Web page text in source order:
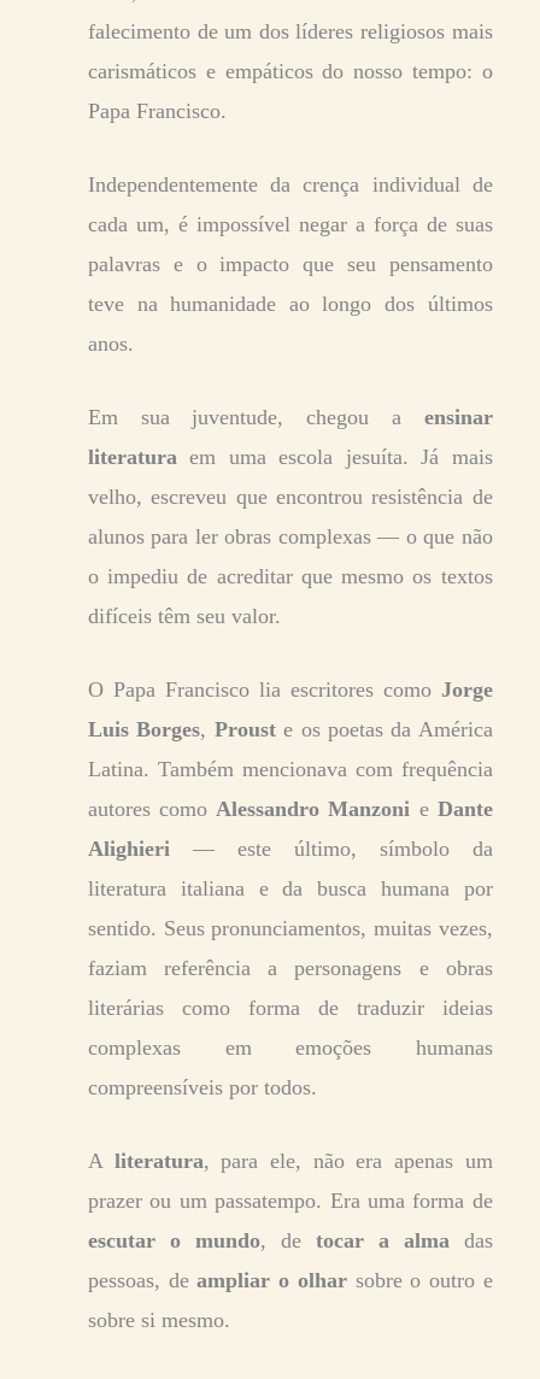
falecimento de um dos líderes religiosos mais
carismáticos e empáticos do nosso tempo: o
Papa Francisco.
Independentemente da crença individual de
cada um, é impossível negar a força de suas
palavras e o impacto que seu pensamento
teve na humanidade ao longo dos últimos
anos.
Em sua juventude, chegou a ensinar
literatura em uma escola jesuíta. Já mais
velho, escreveu que encontrou resistência de
alunos para ler obras complexas — o que não
o impediu de acreditar que mesmo os textos
difíceis têm seu valor.
O Papa Francisco lia escritores como Jorge
Luis Borges, Prouste os poetas da América
Latina. Também mencionava com frequência
autores como Alessandro Manzoni e Dante
Alighieri — este último, símbolo da
literatura italiana e da busca humana por
sentido. Seus pronunciamentos, muitas vezes,
faziam referência a personagens e obras
literárias como forma de traduzir ideias
complexas em emoções humanas
compreensíveis por todos.
A literatura, para ele, não era apenas um
prazer ou um passatempo. Era uma forma de
escutar o mundo, de tocar a alma das
pessoas, deampliar o olharsobre o outro e
sobre si mesmo.